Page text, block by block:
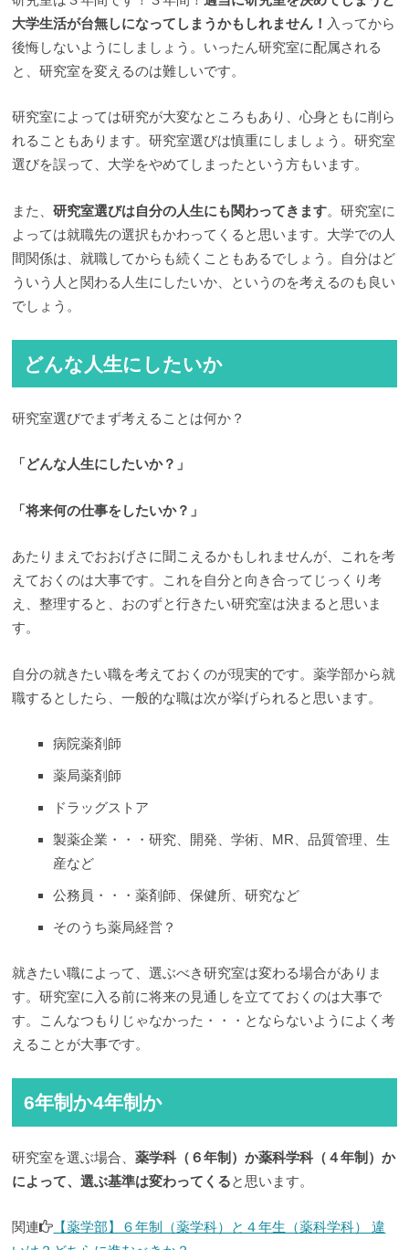
大学生活が台無しになってしまうかもしれません！ 入ってから
後悔しないようにしましょう。いったん研究室に配属される
と、研究室を変えるのは難しいです。
研究室によっては研究が大変なところもあり、心身ともに削ら
れることもあります。研究室選びは慎重にしましょう。研究室
選びを誤って、大学をやめてしまったという方もいます。
また、研究室選びは自分の人生にも関わってきます。研究室に
よっては就職先の選択もかわってくると思います。大学での人
間関係は、就職してからも続くこともあるでしょう。自分はど
ういう人と関わる人生にしたいか、というのを考えるのも良い
でしょう。
どんな人生にしたいか
研究室選びでまず考えることは何か？
「どんな人生にしたいか？」
「将来何の仕事をしたいか？」
あたりまえでおおげさに聞こえるかもしれませんが、これを考
えておくのは大事です。これを自分と向き合ってじっくり考
え、整理すると、おのずと行きたい研究室は決まると思いま
す。
自分の就きたい職を考えておくのが現実的です。薬学部から就
職するとしたら、一般的な職は次が挙げられると思います。
病院薬剤師
薬局薬剤師
ドラッグストア
製薬企業・・・研究、開発、学術、MR、品質管理、生
産など
公務員・・・薬剤師、保健所、研究など
そのうち薬局経営？
就きたい職によって、選ぶべき研究室は変わる場合がありま
す。研究室に入る前に将来の見通しを立てておくのは大事で
す。こんなつもりじゃなかった・・・とならないようによく考
えることが大事です。
6年制か4年制か
研究室を選ぶ場合、薬学科（６年制）か薬科学科（４年制）か
によって、選ぶ基準は変わってくると思います。
関連
【薬学部】６年制（薬学科）と４年生（薬科学科） 違